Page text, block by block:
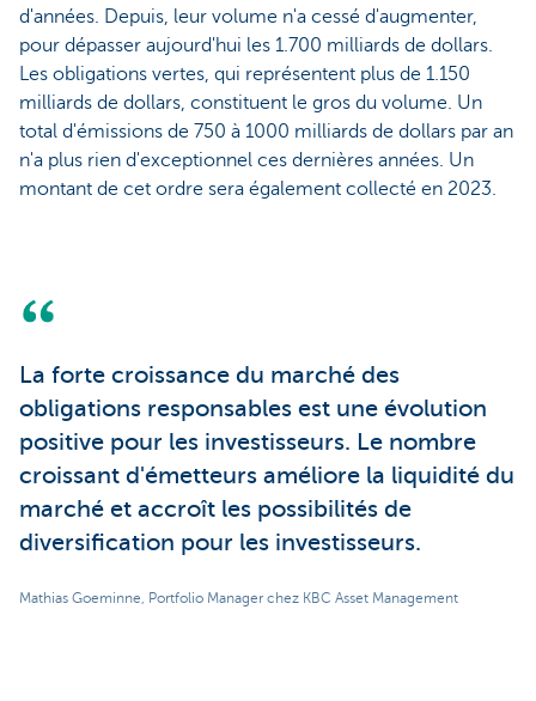
d'années. Depuis, leur volume n'a cessé d'augmenter,
pour dépasser aujourd'hui les 1.700 milliards de dollars.
Les obligations vertes, qui représentent plus de 1.150
milliards de dollars, constituent le gros du volume. Un
total d'émissions de 750 à 1000 milliards de dollars par an
n'a plus rien d'exceptionnel ces dernières années. Un
montant de cet ordre sera également collecté en 2023.
La forte croissance du marché des
obligations responsables est une évolution
positive pour les investisseurs. Le nombre
croissant d'émetteurs améliore la liquidité du
marché et accroît les possibilités de
diversification pour les investisseurs.
Mathias Goeminne, Portfolio Manager chez KBC Asset Management